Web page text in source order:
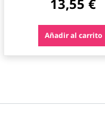
13,55 €
Añadir al carrito